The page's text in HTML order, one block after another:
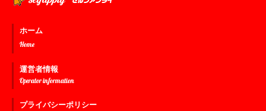
ホーム
Home
運営者情報
Operator information
プライバシーポリシー